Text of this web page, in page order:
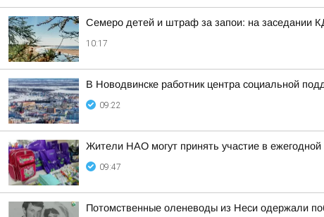
Семеро детей и штраф за запои: на заседании
10:17
В Новодвинске работник центра социальной
09:22
Жители НАО могут принять участие в
09:47
Потомственные оленеводы из Неси одержали